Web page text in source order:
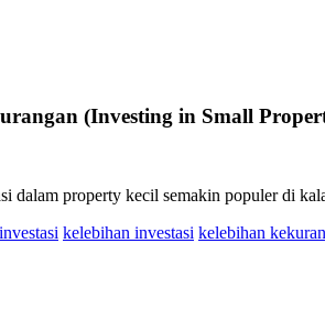
(Investing in Small
dalam property kecil semakin populer di
kelebihan investasi kelebihan